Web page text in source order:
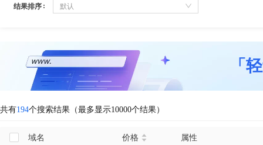
结果排序 默认
「
共有194个搜索结果（最多显示10000个结果）
域名 价格 属性